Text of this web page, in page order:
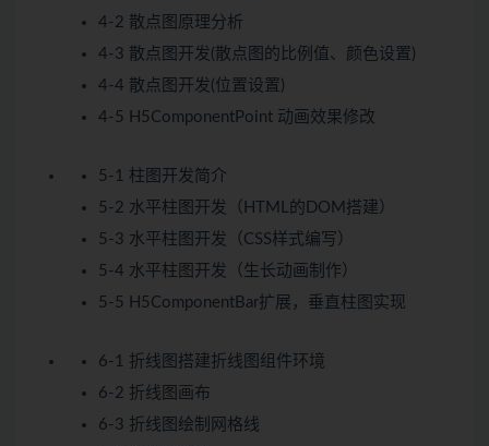
4-2 散点图原理分析
4-3 散点图开发(散点图的比例值、颜色设置)
4-4 散点图开发(位置设置)
4-5 H5ComponentPoint 动画效果修改
5-1 柱图开发简介
5-2 水平柱图开发（HTML的DOM搭建）
5-3 水平柱图开发（CSS样式编写）
5-4 水平柱图开发（生长动画制作）
5-5 H5ComponentBar扩展，垂直柱图实现
6-1 折线图搭建折线图组件环境
6-2 折线图画布
6-3 折线图绘制网格线